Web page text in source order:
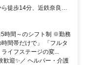
徒歩14分、近鉄奈良線
時間～のシフト制 ※勤務
間帯だけで」 「フルタ
イフステージの変...
迎✨／ ヘルパー・介護